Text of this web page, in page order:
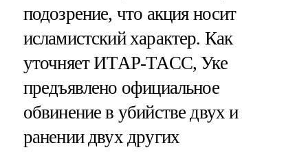
подозрение, что акция носит
исламистский характер. Как
уточняет ИТАР-ТАСС, Уке
предъявлено официальное
обвинение в убийстве двух и
ранении двух других